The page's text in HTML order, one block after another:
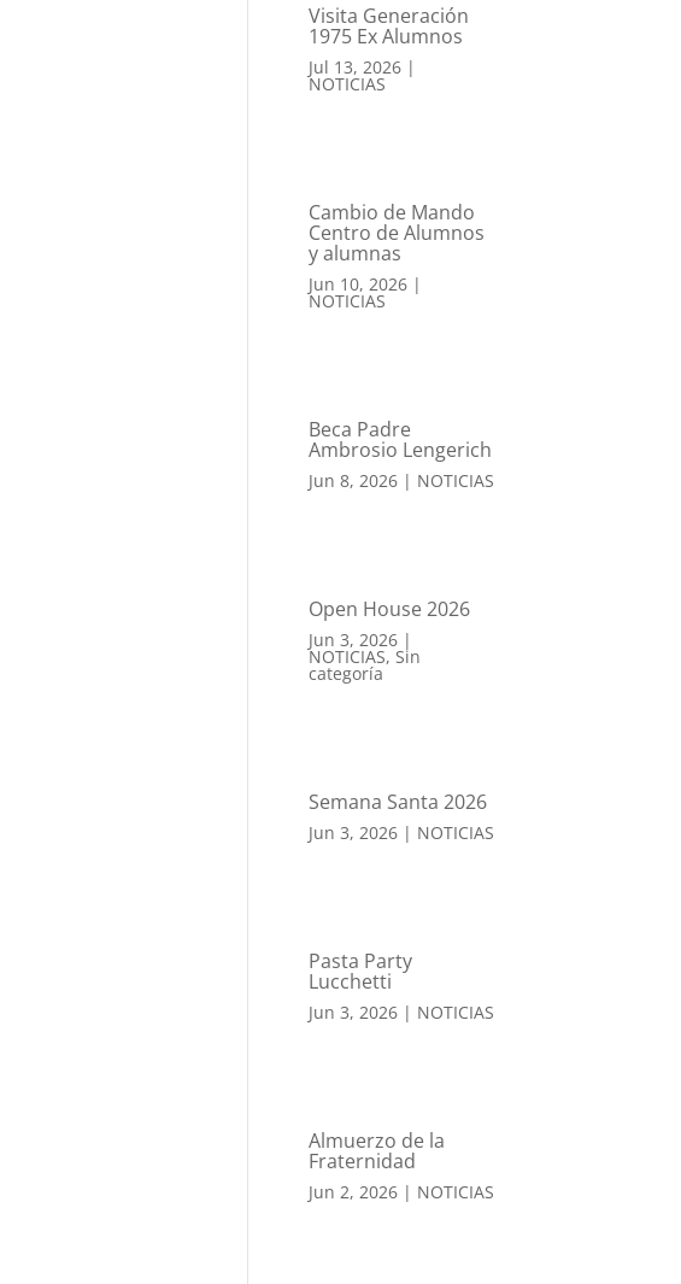
Visita Generación
1975 Ex Alumnos
Jul 13, 2026|
NOTICIAS
Cambio de Mando
Centro de Alumnos
y alumnas
Jun 10, 2026|
NOTICIAS
Beca Padre
Ambrosio Lengerich
Jun 8, 2026| NOTICIAS
Open House 2026
Jun 3, 2026|
NOTICIAS, Sin
categoría
Semana Santa 2026
Jun 3, 2026| NOTICIAS
Pasta Party
Lucchetti
Jun 3, 2026| NOTICIAS
Almuerzo de la
Fraternidad
Jun 2, 2026| NOTICIAS